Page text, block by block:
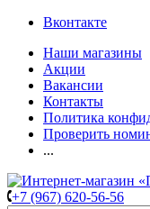
Вконтакте
Наши магазины
Акции
Вакансии
Контакты
Политика
Проверить
...
+7 (967) 620-56-56